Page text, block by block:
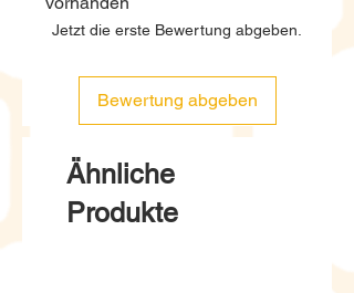
Jetzt die erste Bewertung abgeben.
Bewertung abgeben
Ähnliche
Produkte